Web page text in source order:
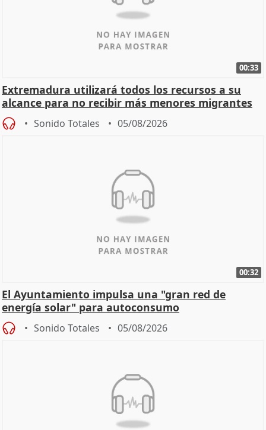
00:33
Extremadura utilizará todos los recursos a su
alcance para no recibir más menores migrantes
Sonido Totales 05/08/2026
00:32
El Ayuntamiento impulsa una "gran red de
energía solar" para autoconsumo
Sonido Totales 05/08/2026